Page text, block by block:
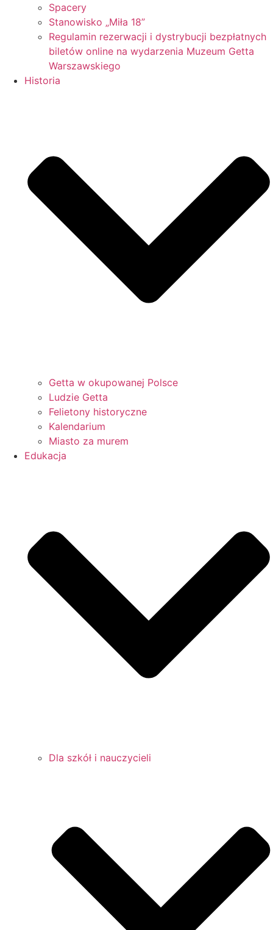
Spacery
Stanowisko „Miła 18”
Regulamin rezerwacji i dystrybucji bezpłatnych
biletów online na wydarzenia Muzeum Getta
Warszawskiego
Historia
Getta w okupowanej Polsce
Ludzie Getta
Felietony historyczne
Kalendarium
Miasto za murem
Edukacja
Dla szkół i nauczycieli